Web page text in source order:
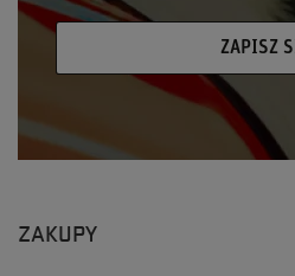
ZAPISZ
ZAKUPY